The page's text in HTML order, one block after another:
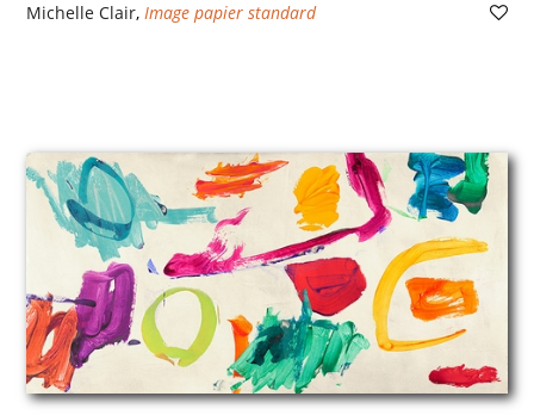
Michelle Clair, Image papier standard